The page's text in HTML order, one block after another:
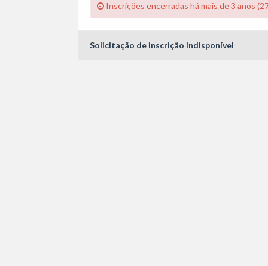
Inscrições encerradas há mais de 3 anos
Solicitação de inscrição indisponível